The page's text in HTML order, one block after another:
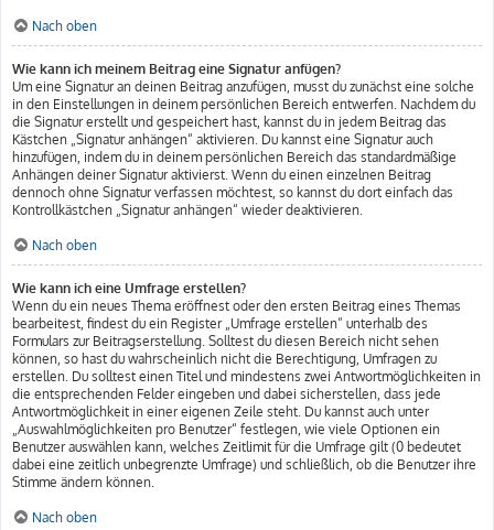
Nach oben
Wie kann ich meinem Beitrag eine Signatur anfügen?
Um eine Signatur an deinen Beitrag anzufügen, musst du zunächst eine solche
in den Einstellungen in deinem persönlichen Bereich entwerfen. Nachdem du
die Signatur erstellt und gespeichert hast, kannst du in jedem Beitrag das
Kästchen „Signatur anhängen“ aktivieren. Du kannst eine Signatur auch
hinzufügen, indem du in deinem persönlichen Bereich das standardmäßige
Anhängen deiner Signatur aktivierst. Wenn du einen einzelnen Beitrag
dennoch ohne Signatur verfassen möchtest, so kannst du dort einfach das
Kontrollkästchen „Signatur anhängen“ wieder deaktivieren.
Nach oben
Wie kann ich eine Umfrage erstellen?
Wenn du ein neues Thema eröffnest oder den ersten Beitrag eines Themas
bearbeitest, findest du ein Register „Umfrage erstellen“ unterhalb des
Formulars zur Beitragserstellung. Solltest du diesen Bereich nicht sehen
können, so hast du wahrscheinlich nicht die Berechtigung, Umfragen zu
erstellen. Du solltest einen Titel und mindestens zwei Antwortmöglichkeiten in
die entsprechenden Felder eingeben und dabei sicherstellen, dass jede
Antwortmöglichkeit in einer eigenen Zeile steht. Du kannst auch unter
„Auswahlmöglichkeiten pro Benutzer“ festlegen, wie viele Optionen ein
Benutzer auswählen kann, welches Zeitlimit für die Umfrage gilt (0 bedeutet
dabei eine zeitlich unbegrenzte Umfrage) und schließlich, ob die Benutzer ihre
Stimme ändern können.
Nach oben